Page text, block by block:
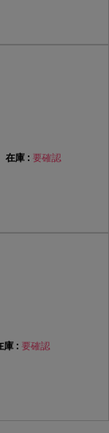
要確認
要確認